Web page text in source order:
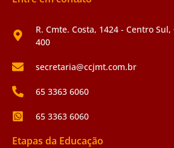
R. Cmte. Costa, 1424 - Centro
400
secretaria@ccjmt.com.br
65 3363 6060
65 3363 6060
Etapas da Educação